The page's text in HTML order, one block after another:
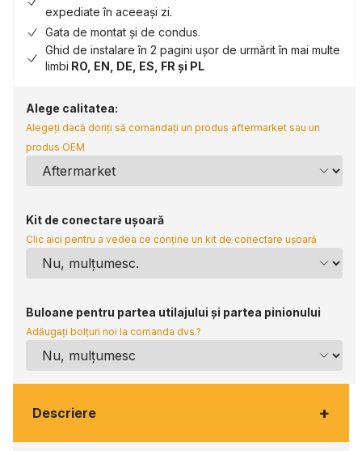
expediate în aceeași zi.
Gata de montat și de condus.
Ghid de instalare în 2 pagini ușor de urmărit în mai multe
limbi RO, EN, DE, ES, FR și PL
Alege calitatea:
Alegeți dacă doriți să comandați un produs aftermarket sau un
produs OEM
Kit de conectare ușoară
Clic aici pentru a vedea ce conține un kit de conectare ușoară
Buloane pentru partea utilajului și partea pinionului
Adăugați bolțuri noi la comanda dvs.?
Descriere +